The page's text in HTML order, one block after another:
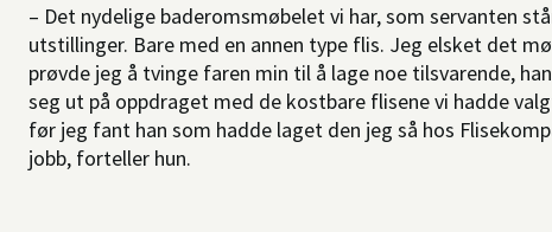
– Det nydelige baderomsmøbelet vi har, som servanten
utstillinger. Bare med en annen type flis. Jeg elsket det
prøvde jeg å tvinge faren min til å lage noe tilsvarende,
seg ut på oppdraget med de kostbare flisene vi hadde
før jeg fant han som hadde laget den jeg så hos
jobb, forteller hun.